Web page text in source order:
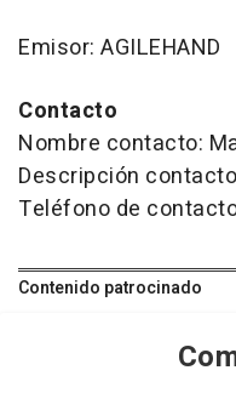
Emisor: AGILEHAND
Contacto
Nombre contacto:
Descripción
Teléfono de
Contenido patrocinado